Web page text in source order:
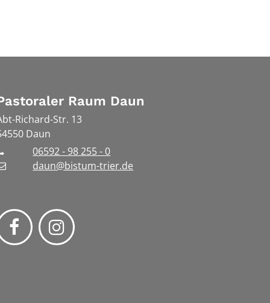
Raum Daun
Richard-Str. 13
Daun
06592 - 98 255 - 0
daun@bistum-trier.de